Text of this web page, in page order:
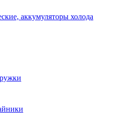
аккумуляторы холода